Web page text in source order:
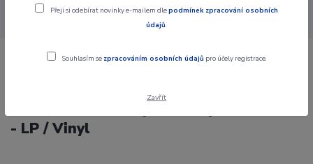
Philharmonic Orchestra, Václav Neumann - Calvary, The Orphan's Tale -
Czech Philharmonic Orchestra, Václav
- LP / Vinyl
Přeji si odebírat novinky e-mailem dlepodmínek zpracování osobních
údajů.
Souhlasím se zpracováním osobních údajů pro účely registrace.
Zavřít